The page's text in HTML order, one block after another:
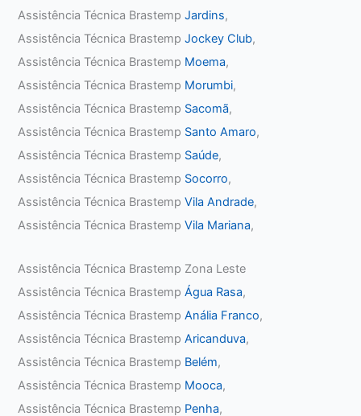
Assistência Técnica BrastempJardins,
Assistência Técnica BrastempJockey Club,
Assistência Técnica Brastemp Moema,
Assistência Técnica Brastemp Morumbi,
Assistência Técnica Brastemp Sacomã,
Assistência Técnica Brastemp Santo Amaro,
Assistência Técnica Brastemp Saúde,
Assistência Técnica Brastemp Socorro,
Assistência Técnica BrastempVila Andrade,
Assistência Técnica BrastempVila Mariana,
Assistência Técnica Brastemp Zona Leste
Assistência Técnica BrastempÁgua Rasa,
Assistência Técnica BrastempAnália Franco,
Assistência Técnica BrastempAricanduva,
Assistência Técnica Brastemp Belém,
Assistência Técnica Brastemp Mooca,
Assistência Técnica Brastemp Penha,